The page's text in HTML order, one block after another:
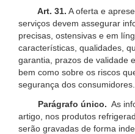
Art. 31. A oferta e
serviços devem assegurar
precisas, ostensivas e em
características, qualidades,
garantia, prazos de validade
bem como sobre os riscos
segurança dos consumidores.
Parágrafo único. As
artigo, nos produtos
serão gravadas de forma